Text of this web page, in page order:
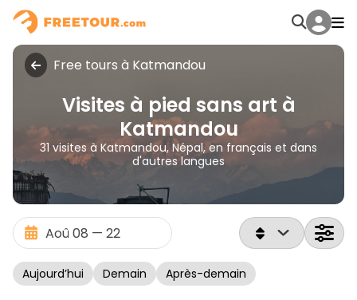
Free tours à Katmandou
Visites à pied sans art à
Katmandou
31 visites à Katmandou, Népal, en français et dans
d'autres langues
Aujourd’hui Demain Après-demain